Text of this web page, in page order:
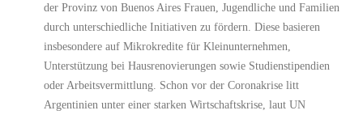
der Provinz von Buenos Aires Frauen, Jugendliche und Familien
durch unterschiedliche Initiativen zu fördern. Diese basieren
insbesondere auf Mikrokredite für Kleinunternehmen,
Unterstützung bei Hausrenovierungen sowie Studienstipendien
oder Arbeitsvermittlung. Schon vor der Coronakrise litt
Argentinien unter einer starken Wirtschaftskrise, laut UN